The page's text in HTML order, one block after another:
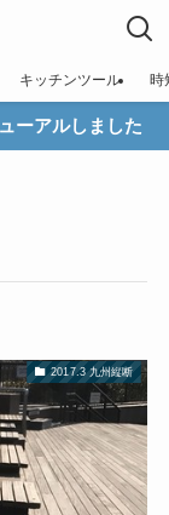
キッチンツール 時
アルしました
2017.3 九州縦断